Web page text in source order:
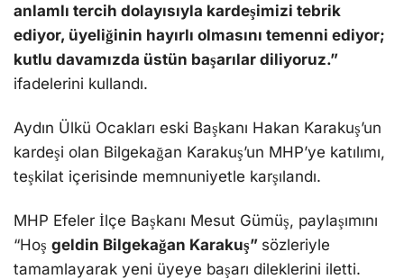
anlamlı tercih dolayısıyla kardeşimizi tebrik
ediyor, üyeliğinin hayırlı olmasını temenni ediyor;
kutlu davamızda üstün başarılar diliyoruz.”
ifadelerini kullandı.
Aydın Ülkü Ocakları eski Başkanı Hakan Karakuş’un
kardeşi olan Bilgekağan Karakuş’un MHP’ye katılımı,
teşkilat içerisinde memnuniyetle karşılandı.
MHP Efeler İlçe Başkanı Mesut Gümüş, paylaşımını
“Hoş geldin Bilgekağan Karakuş” sözleriyle
tamamlayarak yeni üyeye başarı dileklerini iletti.